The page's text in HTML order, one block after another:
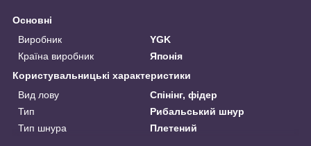
Основні
Виробник
YGK
Країна виробник
Японія
Користувальницькі характеристики
Вид лову
Спінінг, фідер
Тип
Рибальський шнур
Тип шнура
Плетений